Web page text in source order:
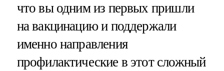
что вы одним из первых пришли
на вакцинацию и поддержали
именно направления
профилактические в этот сложный